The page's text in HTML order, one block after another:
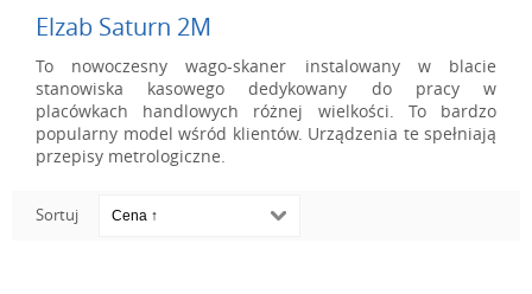
Elzab Saturn 2M
To nowoczesny wago-skaner instalowany w blacie
stanowiska kasowego dedykowany do pracy w
placówkach handlowych różnej wielkości. To bardzo
popularny model wśród klientów. Urządzenia te spełniają
przepisy metrologiczne.
Sortuj